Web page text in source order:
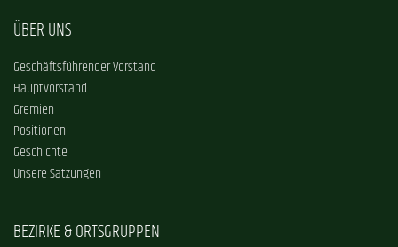
ÜBER UNS
Geschäftsführender Vorstand
Hauptvorstand
Gremien
Positionen
Geschichte
Unsere Satzungen
BEZIRKE & ORTSGRUPPEN